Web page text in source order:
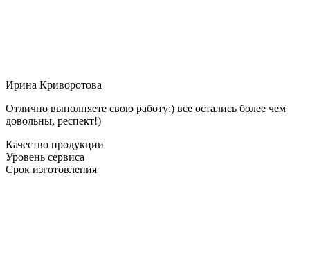
Ирина Криворотова
Отлично выполняете свою работу:) все остались более чем
довольны, респект!)
Качество продукции
Уровень сервиса
Срок изготовления